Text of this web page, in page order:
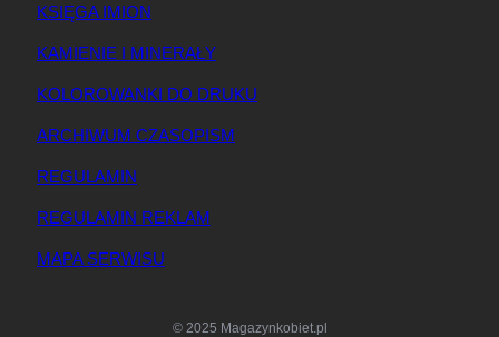
KSIĘGA IMION
KAMIENIE I MINERAŁY
KOLOROWANKI DO DRUKU
ARCHIWUM CZASOPISM
REGULAMIN
REGULAMIN REKLAM
MAPA SERWISU
© 2025 Magazynkobiet.pl